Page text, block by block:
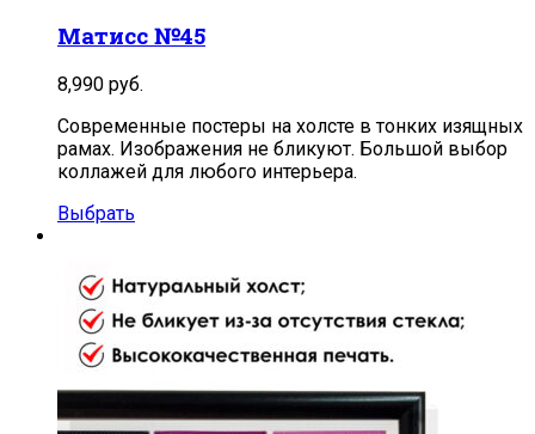
Матисс №45
8,990 руб.
Современные постеры на холсте в тонких изящных
рамах. Изображения не бликуют. Большой выбор
коллажей для любого интерьера.
Выбрать